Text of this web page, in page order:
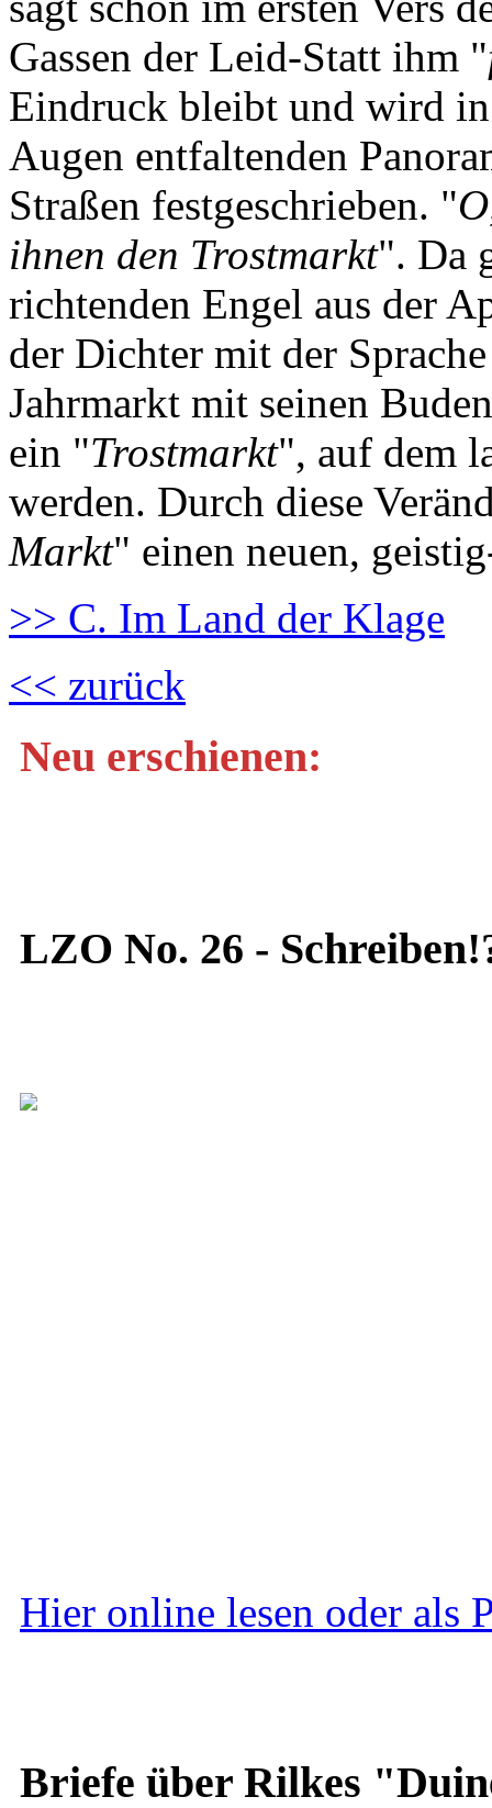
Gassen der Leid-Statt ihm "
Eindruck bleibt und wird
Augen entfaltenden
Straßen festgeschrieben. "
ihnen den Trostmarkt". Da
richtenden Engel aus der
der Dichter mit der
Jahrmarkt mit seinen
ein "Trostmarkt", auf dem
werden. Durch diese
Markt" einen neuen,
>> C. Im Land der Klage
<< zurück
Neu erschienen:
LZO No. 26 -
Hier online lesen oder als
Briefe über Rilkes